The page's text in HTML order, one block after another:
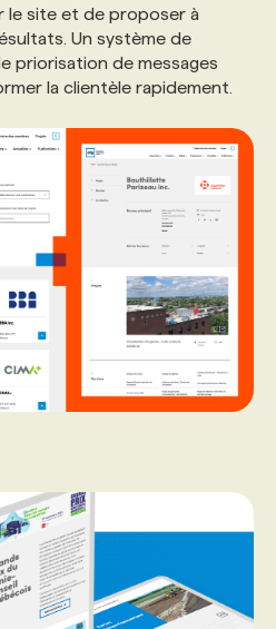
le site et de proposer à
Un système de
priorisation de messages
la clientèle rapidement.